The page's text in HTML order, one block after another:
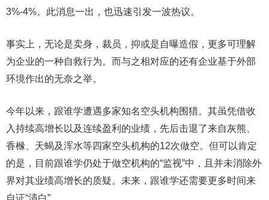
3%-4%。此消息一出，也迅速引发一波热议。
事实上，无论是卖身，裁员，抑或是自曝造假，更多可理解
为企业的一种自救行为。而与之相对应的还有企业基于外部
环境作出的无奈之举。
今年以来，跟谁学遭遇多家知名空头机构围猎。其虽凭借收
入持续高增长以及连续盈利的业绩，先后击退了来自灰熊、
香橼、天蝎及浑水等四家空头机构的12次做空。但可以肯定
的是，目前跟谁学仍处于做空机构的“监视”中，且并未消除外
界对其业绩高增长的质疑。未来，跟谁学还需要更多时间来
自证“清白”。